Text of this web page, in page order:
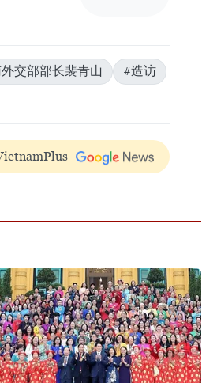
交部部长裴青山
#造访